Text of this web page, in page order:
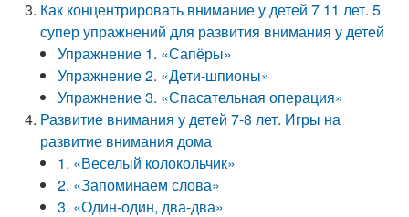
Как концентрировать внимание у детей 7 11 лет. 5
супер упражнений для развития внимания у детей
Упражнение 1. «Сапёры»
Упражнение 2. «Дети-шпионы»
Упражнение 3. «Спасательная операция»
Развитие внимания у детей 7-8 лет. Игры на
развитие внимания дома
1. «Веселый колокольчик»
2. «Запоминаем слова»
3. «Один-один, два-два»